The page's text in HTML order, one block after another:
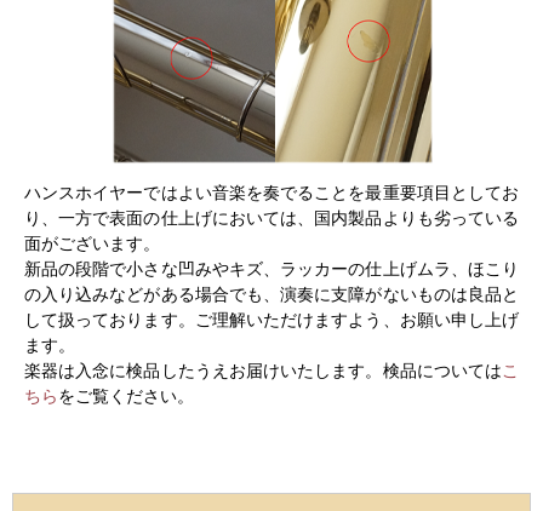
ハンスホイヤーではよい音楽を奏でることを最重要項目としてお
り、一方で表面の仕上げにおいては、国内製品よりも劣っている
面がございます。
新品の段階で小さな凹みやキズ、ラッカーの仕上げムラ、ほこり
の入り込みなどがある場合でも、演奏に支障がないものは良品と
して扱っております。ご理解いただけますよう、お願い申し上げ
ます。
楽器は入念に検品したうえお届けいたします。検品についてはこ
ちらをご覧ください。